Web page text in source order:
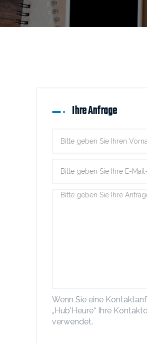
Ihre Anfrage
Wenn Sie eine
„Hub'Heure“ Ihre
verwendet.